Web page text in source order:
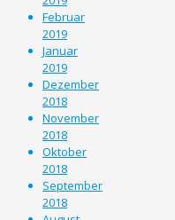
Februar
2019
Januar
2019
Dezember
2018
November
2018
Oktober
2018
September
2018